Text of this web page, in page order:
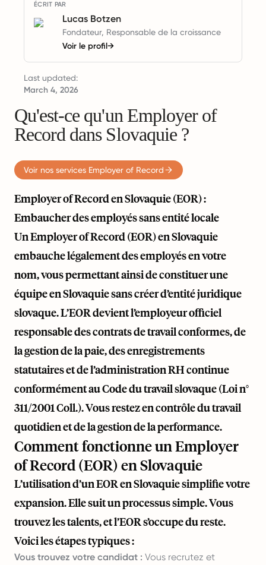
ÉCRIT PAR
Lucas Botzen
Fondateur, Responsable de la croissance
Voir le profil→
Last updated:
March 4, 2026
Qu'est-ce qu'un Employer of
Record dans Slovaquie ?
Voir nos services Employer of Record
Employer of Record en Slovaquie (EOR) :
Embaucher des employés sans entité locale
Un Employer of Record (EOR) en Slovaquie
embauche légalement des employés en votre
nom, vous permettant ainsi de constituer une
équipe en Slovaquie sans créer d’entité juridique
slovaque. L’EOR devient l’employeur officiel
responsable des contrats de travail conformes, de
la gestion de la paie, des enregistrements
statutaires et de l’administration RH continue
conformément au Code du travail slovaque (Loi n°
311/2001 Coll.). Vous restez en contrôle du travail
quotidien et de la gestion de la performance.
Comment fonctionne un Employer
of Record (EOR) en Slovaquie
L’utilisation d’un EOR en Slovaquie simplifie votre
expansion. Elle suit un processus simple. Vous
trouvez les talents, et l’EOR s’occupe du reste.
Voici les étapes typiques :
Vous trouvez votre candidat : Vous recrutez et